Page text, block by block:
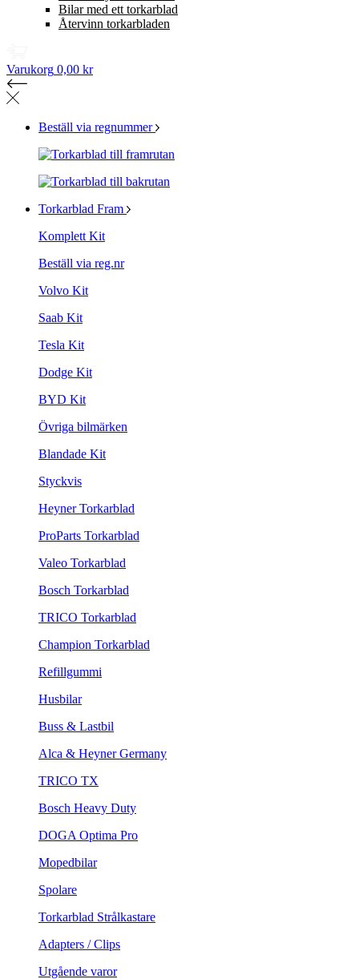
Bilar med ett torkarblad
Återvinn torkarbladen
Varukorg 0,00 kr
Beställ via regnummer
Torkarblad Fram
Komplett Kit
Beställ via reg.nr
Volvo Kit
Saab Kit
Tesla Kit
Dodge Kit
BYD Kit
Övriga bilmärken
Blandade Kit
Styckvis
Heyner Torkarblad
ProParts Torkarblad
Valeo Torkarblad
Bosch Torkarblad
TRICO Torkarblad
Champion Torkarblad
Refillgummi
Husbilar
Buss & Lastbil
Alca & Heyner Germany
TRICO TX
Bosch Heavy Duty
DOGA Optima Pro
Mopedbilar
Spolare
Torkarblad Strålkastare
Adapters / Clips
Utgående varor